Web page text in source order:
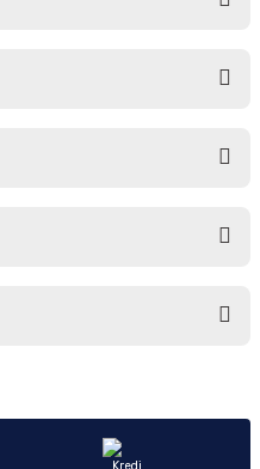
kullanarak tarafımıza